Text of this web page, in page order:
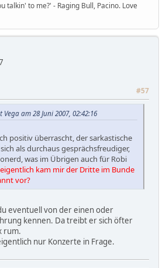
talkin' to me?' - Raging Bull, Pacino. Love
#57
am 28 Juni 2007, 02:42:16
positiv überrascht, der sarkastische
als durchaus gesprächsfreudiger,
was im Übrigen auch für Robi
kam mir der Dritte im Bunde
vor?
eventuell von der einen oder
kennen. Da treibt er sich öfter
rum.
nur Konzerte in Frage.